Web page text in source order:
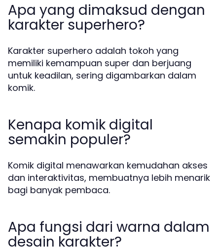
Apa yang dimaksud dengan
karakter superhero?
Karakter superhero adalah tokoh yang
memiliki kemampuan super dan berjuang
untuk keadilan, sering digambarkan dalam
komik.
Kenapa komik digital
semakin populer?
Komik digital menawarkan kemudahan akses
dan interaktivitas, membuatnya lebih menarik
bagi banyak pembaca.
Apa fungsi dari warna dalam
desain karakter?